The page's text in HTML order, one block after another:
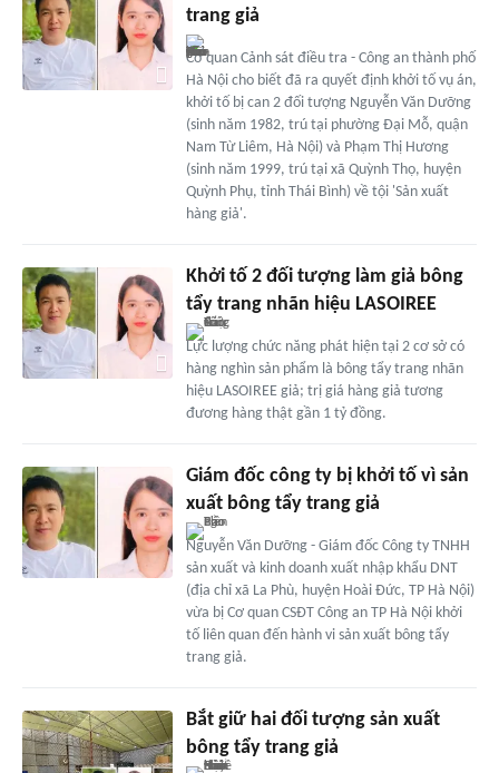
trang giả
Cơ quan Cảnh sát điều tra - Công an thành phố
Hà Nội cho biết đã ra quyết định khởi tố vụ án,
khởi tố bị can 2 đối tượng Nguyễn Văn Dưỡng
(sinh năm 1982, trú tại phường Đại Mỗ, quận
Nam Từ Liêm, Hà Nội) và Phạm Thị Hương
(sinh năm 1999, trú tại xã Quỳnh Thọ, huyện
Quỳnh Phụ, tỉnh Thái Bình) về tội 'Sản xuất
hàng giả'.
Khởi tố 2 đối tượng làm giả bông
tẩy trang nhãn hiệu LASOIREE
Lực lượng chức năng phát hiện tại 2 cơ sở có
hàng nghìn sản phẩm là bông tẩy trang nhãn
hiệu LASOIREE giả; trị giá hàng giả tương
đương hàng thật gần 1 tỷ đồng.
Giám đốc công ty bị khởi tố vì sản
xuất bông tẩy trang giả
Nguyễn Văn Dưỡng - Giám đốc Công ty TNHH
sản xuất và kinh doanh xuất nhập khẩu DNT
(địa chỉ xã La Phù, huyện Hoài Đức, TP Hà Nội)
vừa bị Cơ quan CSĐT Công an TP Hà Nội khởi
tố liên quan đến hành vi sản xuất bông tẩy
trang giả.
Bắt giữ hai đối tượng sản xuất
bông tẩy trang giả